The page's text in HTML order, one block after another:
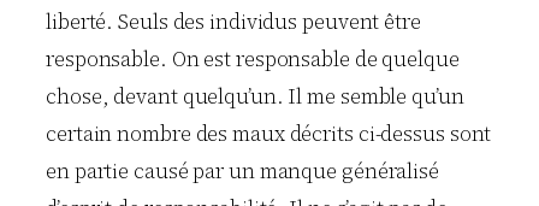
liberté. Seuls des individus peuvent être
responsable. On est responsable de quelque
chose, devant quelqu’un. Il me semble qu’un
certain nombre des maux décrits ci-dessus sont
en partie causé par un manque généralisé